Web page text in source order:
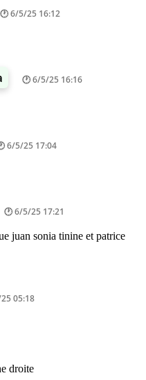
6/5/25 16:12
6/5/25 16:16
6/5/25 17:04
6/5/25 17:21
juan sonia tinine et patrice
05:18
droite